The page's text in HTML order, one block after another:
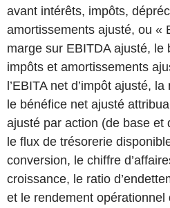
avant intérêts, impôts,
amortissements ajusté, ou «
marge sur EBITDA ajusté, le
impôts et amortissements
l’EBITA net d’impôt ajusté,
le bénéfice net ajusté
ajusté par action (de base et
le flux de trésorerie
conversion, le chiffre
croissance, le ratio
et le rendement opérationnel